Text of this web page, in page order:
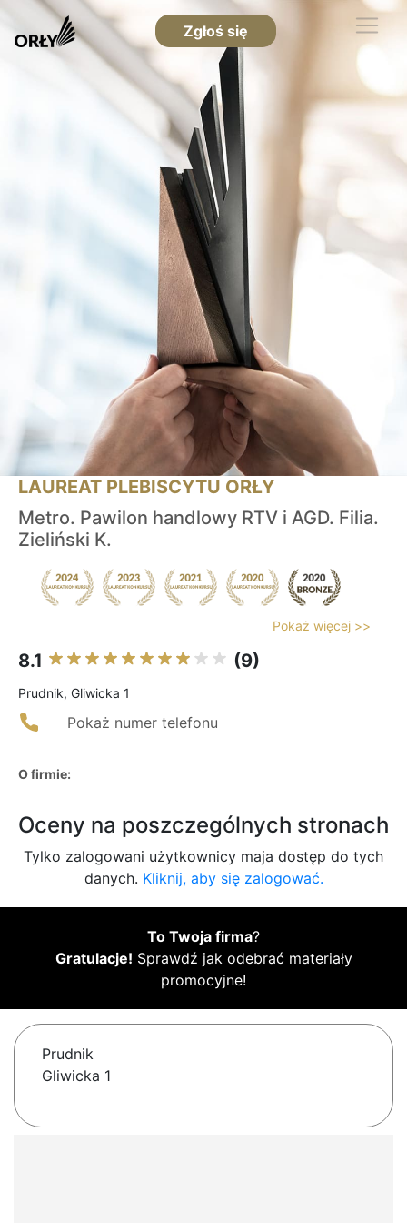
Zgłoś się
LAUREAT PLEBISCYTU ORŁY
Metro. Pawilon handlowy RTV i AGD. Filia.
Zieliński K.
Pokaż więcej >>
8.1 (9)
Prudnik, Gliwicka 1
Pokaż numer telefonu
O firmie:
Oceny na poszczególnych stronach
Tylko zalogowani użytkownicy maja dostęp do tych
danych. Kliknij, aby się zalogować.
To Twoja firma?
Gratulacje! Sprawdź jak odebrać materiały
promocyjne!
Prudnik
Gliwicka 1